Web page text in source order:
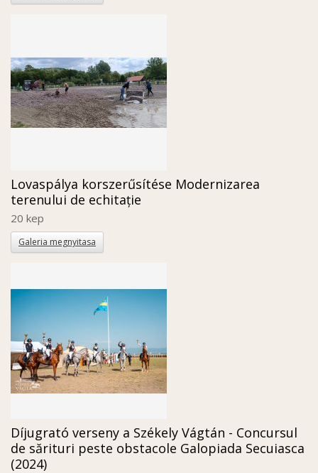
Lovaspálya korszerűsítése Modernizarea
terenului de echitație
20 kep
Galeria megnyitasa
Díjugrató verseny a Székely Vágtán - Concursul
de sărituri peste obstacole Galopiada Secuiasca
(2024)